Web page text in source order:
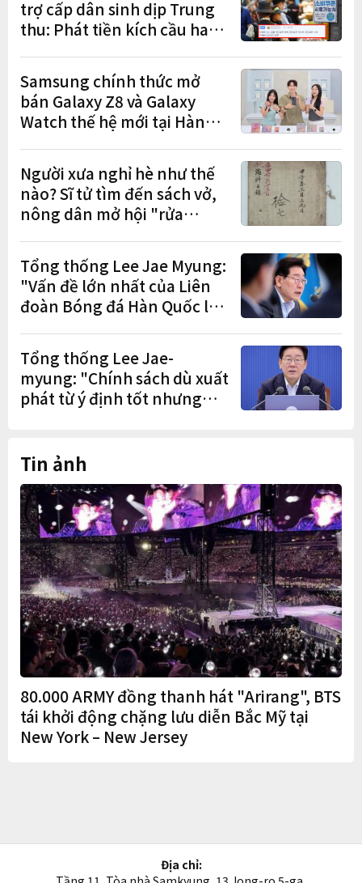
trợ cấp dân sinh dịp Trung
thu: Phát tiền kích cầu hay
Samsung chính thức mở
bán Galaxy Z8 và Galaxy
Watch thế hệ mới tại Hàn
đơn đặt trước
Người xưa nghỉ hè như thế
nào? Sĩ tử tìm đến sách vở,
nông dân mở hội "rửa
Tổng thống Lee Jae Myung:
"Vấn đề lớn nhất của Liên
đoàn Bóng đá Hàn Quốc là
trạng nắm quyền quá lâu"
Tổng thống Lee Jae-
myung: "Chính sách dù xuất
phát từ ý định tốt nhưng
hơn"
Tin ảnh
80.000 ARMY đồng thanh hát "Arirang", BTS
tái khởi động chặng lưu diễn Bắc Mỹ tại
New York – New Jersey
Địa chỉ: